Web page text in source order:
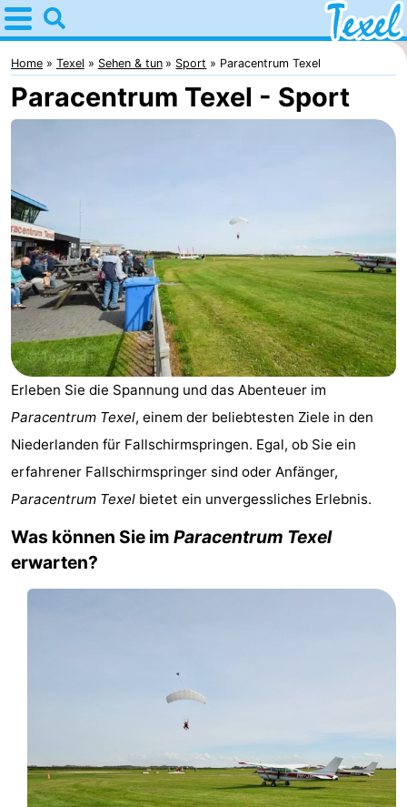
Home
Texel
Tipps
-
Den
Burg
-
Den
Hoorn
-
De
Cocksdorp
-
De
-
De
-
Schönste
Aussichtspunkte
Übernachten
Zee
Vlijt
Hoeve
Home Texel Sehen & tun Sport Paracentrum Texel
Paracentrum Texel - Sport
Erleben Sie die Spannung und das Abenteuer im
Paracentrum Texel, einem der beliebtesten Ziele in den
Niederlanden für Fallschirmspringen. Egal, ob Sie ein
erfahrener Fallschirmspringer sind oder Anfänger,
Paracentrum Texel bietet ein unvergessliches Erlebnis.
Was können Sie im Paracentrum Texel
erwarten?